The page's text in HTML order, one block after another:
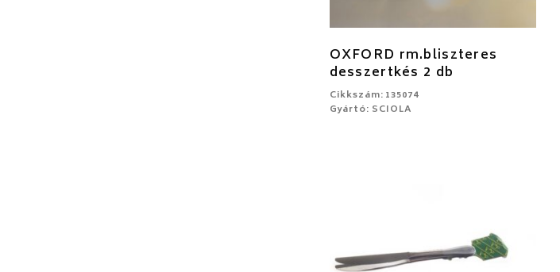
OXFORD rm.bliszteres
desszertkés 2 db
Cikkszám: 135074
Gyártó: SCIOLA